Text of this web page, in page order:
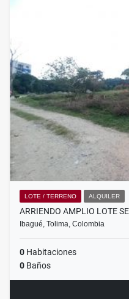
LOTE / TERRENO ALQUILER
ARRIENDO AMPLIO LOTE
Ibagué, Tolima, Colombia
0 Habitaciones
0 Baños